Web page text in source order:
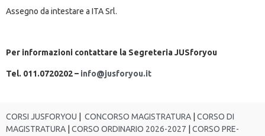
Assegno da intestare a ITA Srl.
Per informazioni contattare la Segreteria JUSforyou
Tel. 011.0720202 – info@jusforyou.it
CORSI JUSFORYOU CONCORSO MAGISTRATURA
CORSO DI
MAGISTRATURA
CORSO ORDINARIO 2026-2027
CORSO PRE-